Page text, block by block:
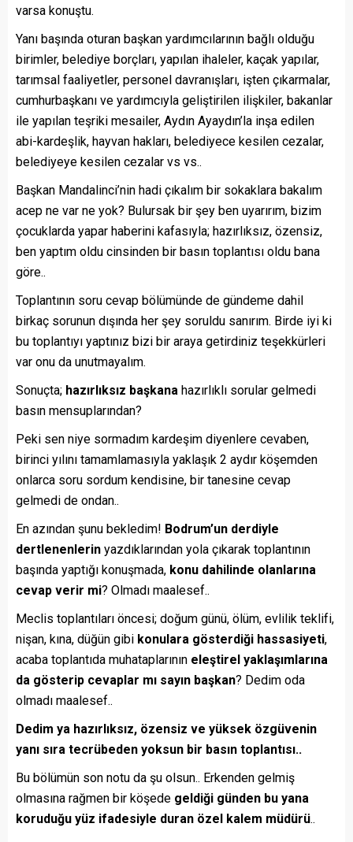
varsa konuştu.
Yanı başında oturan başkan yardımcılarının bağlı olduğu
birimler, belediye borçları, yapılan ihaleler, kaçak yapılar,
tarımsal faaliyetler, personel davranışları, işten çıkarmalar,
cumhurbaşkanı ve yardımcıyla geliştirilen ilişkiler, bakanlar
ile yapılan teşriki mesailer, Aydın Ayaydın’la inşa edilen
abi-kardeşlik, hayvan hakları, belediyece kesilen cezalar,
belediyeye kesilen cezalar vs vs..
Başkan Mandalinci’nin hadi çıkalım bir sokaklara bakalım
acep ne var ne yok? Bulursak bir şey ben uyarırım, bizim
çocuklarda yapar haberini kafasıyla; hazırlıksız, özensiz,
ben yaptım oldu cinsinden bir basın toplantısı oldu bana
göre..
Toplantının soru cevap bölümünde de gündeme dahil
birkaç sorunun dışında her şey soruldu sanırım. Birde iyi ki
bu toplantıyı yaptınız bizi bir araya getirdiniz teşekkürleri
var onu da unutmayalım.
Sonuçta; hazırlıksız başkana hazırlıklı sorular gelmedi
basın mensuplarından?
Peki sen niye sormadım kardeşim diyenlere cevaben,
birinci yılını tamamlamasıyla yaklaşık 2 aydır köşemden
onlarca soru sordum kendisine, bir tanesine cevap
gelmedi de ondan..
En azından şunu bekledim! Bodrum’un derdiyle
dertlenenlerin yazdıklarından yola çıkarak toplantının
başında yaptığı konuşmada, konu dahilinde olanlarına
cevap verir mi? Olmadı maalesef..
Meclis toplantıları öncesi; doğum günü, ölüm, evlilik teklifi,
nişan, kına, düğün gibi konulara gösterdiği hassasiyeti,
acaba toplantıda muhataplarının eleştirel yaklaşımlarına
da gösterip cevaplar mı sayın başkan? Dedim oda
olmadı maalesef..
Dedim ya hazırlıksız, özensiz ve yüksek özgüvenin
yanı sıra tecrübeden yoksun bir basın toplantısı..
Bu bölümün son notu da şu olsun.. Erkenden gelmiş
olmasına rağmen bir köşede geldiği günden bu yana
koruduğu yüz ifadesiyle duran özel kalem müdürü..